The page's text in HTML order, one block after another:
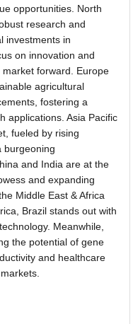
opportunities. North
research and
investments in
on innovation and
forward. Europe
agricultural
fostering a
applications. Asia Pacific
fueled by rising
burgeoning
and India are at the
and expanding
Middle East & Africa
Brazil stands out with
Meanwhile,
the potential of gene
and healthcare